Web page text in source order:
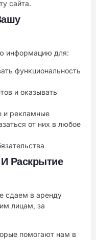
сайта.
информацию для:
функциональность
и оказывать
и рекламные
от них в любое
Раскрытие
сдаем в аренду
лицам, за
помогают нам в